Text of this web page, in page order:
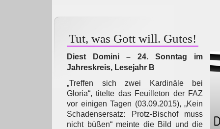
Tut, was Gott will. Gutes!
Diest Domini – 24. Sonntag im
Jahreskreis, Lesejahr B
„Treffen sich zwei Kardinäle bei
Gloria“, titelte das Feuilleton der FAZ
vor einigen Tagen (03.09.2015), „Kein
Schadensersatz: Protz-Bischof muss
nicht büßen“ meinte die Bild und die